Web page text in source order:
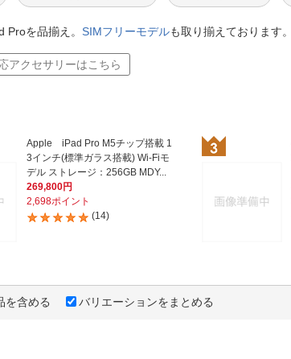
Proを品揃え。 SIMフリーモデルも取り揃えております。
アクセサリーはこちら
Apple iPad Pro M5チップ搭載 1
3インチ(標準ガラス搭載) Wi-Fiモ
デル ストレージ：256GB MDY...
269,800円
2,698ポイント
(14)
を含める バリエーションをまとめる